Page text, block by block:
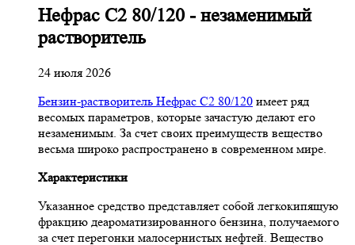
Нефрас С2 80/120 - незаменимый
растворитель
24 июля 2026
Бензин-растворитель Нефрас С2 80/120 имеет ряд
весомых параметров, которые зачастую делают его
незаменимым. За счет своих преимуществ вещество
весьма широко распространено в современном мире.
Характеристики
Указанное средство представляет собой легкокипящую
фракцию деароматизированного бензина, получаемого
за счет перегонки малосернистых нефтей. Вещество